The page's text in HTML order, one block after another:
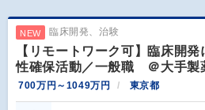
NEW 臨床開発、治験
【リモートワーク可】臨床開
性確保活動／一般職 ＠大手製
700万円～1049万円 東京都